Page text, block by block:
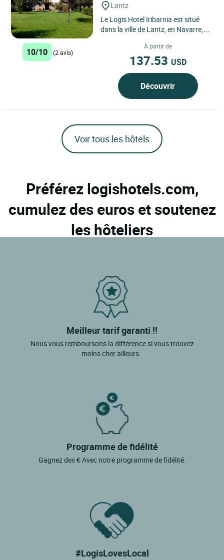
Lantz
Le Logis Hotel Iribarnia est situé
dans la ville de Lantz, en Navarre,
avec la France...
10/10 (2 avis)
À partir de
137.53 USD
Découvrir
Voir tous les hôtels
Préférez logishotels.com,
cumulez des euros et soutenez
les hôteliers
Meilleur tarif garanti !!
Nous vous remboursons la différence si vous trouvez
moins cher ailleurs..
Programme de fidélité
Gagnez des € Avec notre programme de fidélité.
#LogisLovesLocal